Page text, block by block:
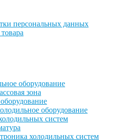
персональных данных
оборудование
зона
оборудование
систем
холодильных систем